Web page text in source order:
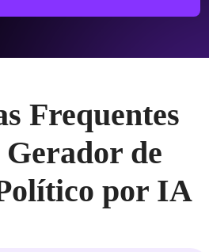
Frequentes
Gerador de
por IA